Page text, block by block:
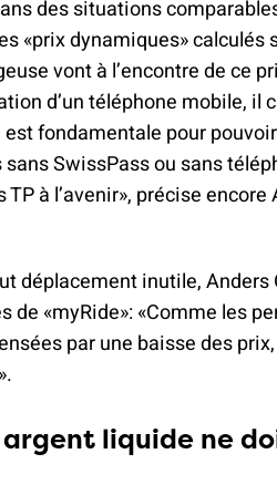
des situations
«prix dynamiques» calculés
vont à l’encontre de ce
d’un téléphone mobile, il
fondamentale pour
SwissPass ou sans
à l’avenir», précise encore
déplacement inutile, Anders
«myRide»: «Comme les
par une baisse des
liquide ne